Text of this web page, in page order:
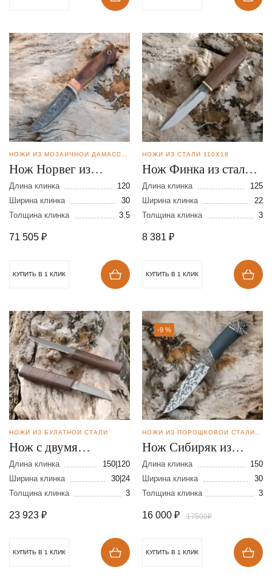
Нож Норвег из
мозаичной дамасской
стали
Длина клинка
120
Ширина клинка
30
Толщина клинка
3.5
71 505 ₽
КУПИТЬ В 1 КЛИК
НОЖИ ИЗ СТАЛИ 110Х18
Нож Финка из стали
110Х18 Д/Н
Длина клинка
125
Ширина клинка
22
Толщина клинка
3
8 381 ₽
КУПИТЬ В 1 КЛИК
НОЖИ ИЗ БУЛАТНОЙ СТАЛИ
Нож с двумя
клинками из булатной
стали
Длина клинка
150|120
Ширина клинка
30|24
Толщина клинка
3
23 923 ₽
КУПИТЬ В 1 КЛИК
-9 %
Нож Сибиряк из
порошковой стали
М-398
Длина клинка
150
Ширина клинка
30
Толщина клинка
3
16 000 ₽ 17500₽
КУПИТЬ В 1 КЛИК